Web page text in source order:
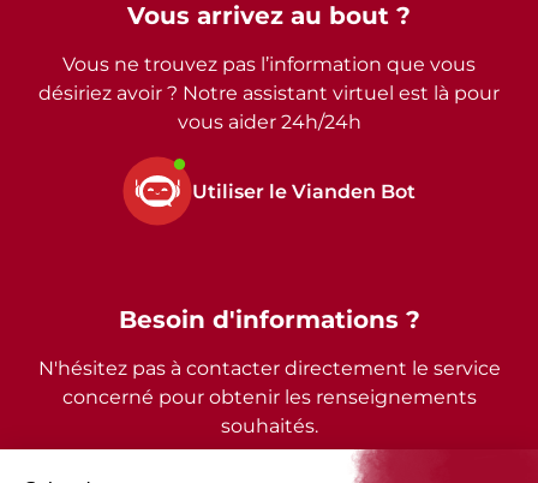
Vous arrivez au bout ?
Vous ne trouvez pas l’information que vous
désiriez avoir ? Notre assistant virtuel est là pour
vous aider 24h/24h
Utiliser le Vianden Bot
Besoin d'informations ?
N'hésitez pas à contacter directement le service
concerné pour obtenir les renseignements
souhaités.